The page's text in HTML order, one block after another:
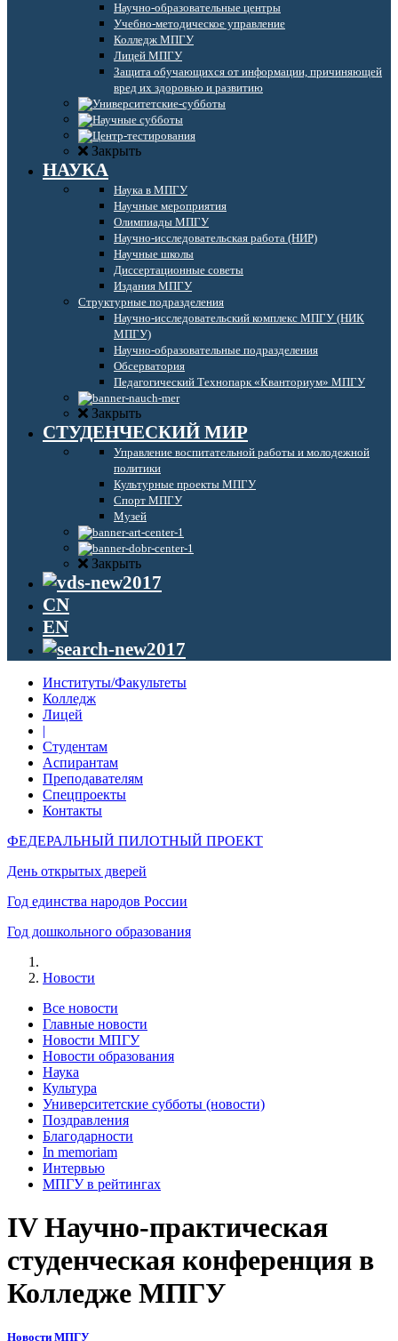
Научно-образовательные центры
Учебно-методическое управление
Колледж МПГУ
Лицей МПГУ
Защита обучающихся от информации, причиняющей
вред их здоровью и развитию
Закрыть
НАУКА
Наука в МПГУ
Научные мероприятия
Олимпиады МПГУ
Научно-исследовательская работа (НИР)
Научные школы
Диссертационные советы
Издания МПГУ
Структурные подразделения
Научно-исследовательский комплекс МПГУ (НИК
МПГУ)
Научно-образовательные подразделения
Обсерватория
Педагогический Технопарк «Кванториум» МПГУ
Закрыть
СТУДЕНЧЕСКИЙ МИР
Управление воспитательной работы и молодежной
политики
Культурные проекты МПГУ
Спорт МПГУ
Музей
Закрыть
CN
EN
Институты/Факультеты
Колледж
Лицей
|
Студентам
Аспирантам
Преподавателям
Спецпроекты
Контакты
ФЕДЕРАЛЬНЫЙ ПИЛОТНЫЙ ПРОЕКТ
День открытых дверей
Год единства народов России
Год дошкольного образования
Новости
Все новости
Главные новости
Новости МПГУ
Новости образования
Наука
Культура
Университетские субботы (новости)
Поздравления
Благодарности
In memoriam
Интервью
МПГУ в рейтингах
IV Научно-практическая
студенческая конференция в
Колледже МПГУ
Новости МПГУ